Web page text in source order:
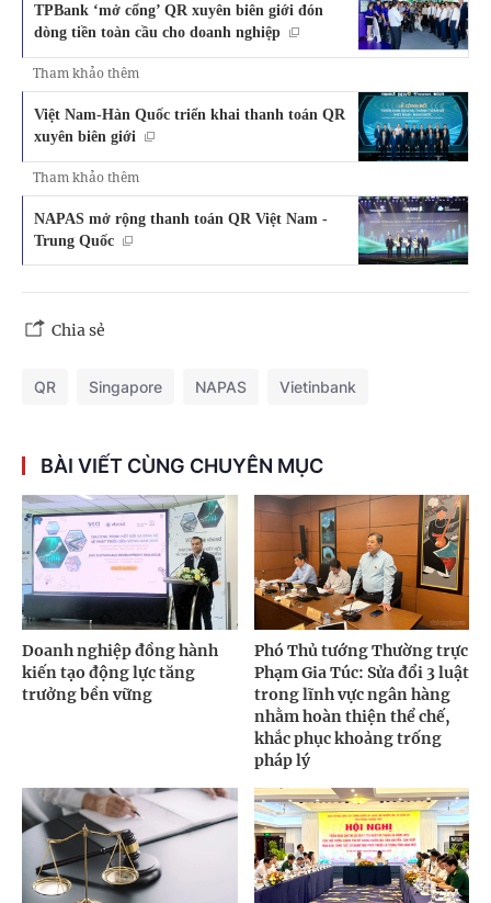
TPBank ‘mở cổng’ QR xuyên biên giới đón
dòng tiền toàn cầu cho doanh nghiệp
Tham khảo thêm
Việt Nam-Hàn Quốc triển khai thanh toán QR
xuyên biên giới
Tham khảo thêm
NAPAS mở rộng thanh toán QR Việt Nam -
Trung Quốc
Chia sẻ
QR Singapore NAPAS Vietinbank
BÀI VIẾT CÙNG CHUYÊN MỤC
Doanh nghiệp đồng hành
kiến tạo động lực tăng
trưởng bền vững
Phó Thủ tướng Thường trực
Phạm Gia Túc: Sửa đổi 3 luật
trong lĩnh vực ngân hàng
nhằm hoàn thiện thể chế,
khắc phục khoảng trống
pháp lý